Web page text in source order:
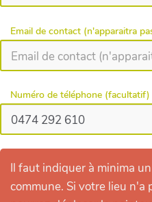
Email de contact (n'apparaitra
Numéro de téléphone (facultatif)
Il faut indiquer à minima
commune. Si votre lieu n'a